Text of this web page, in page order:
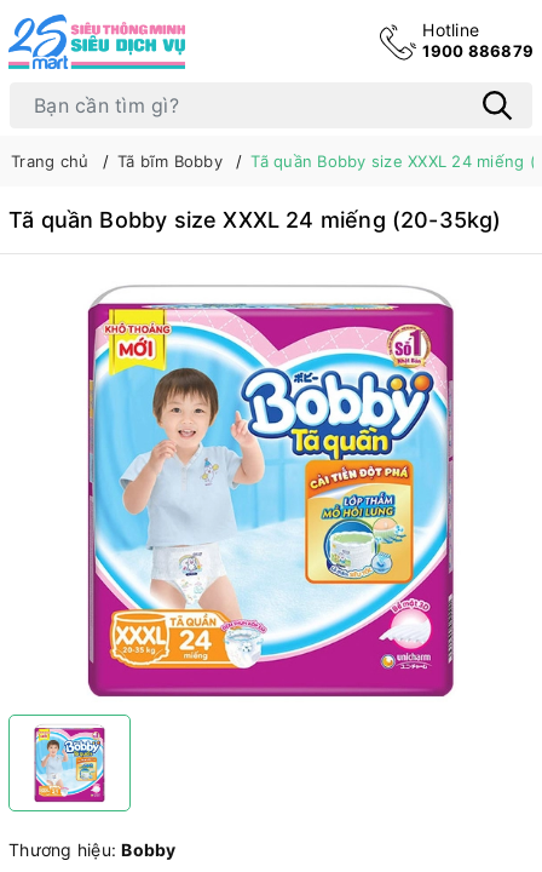
Hotline
1900 886879
Trang chủ Tã bĩm Bobby Tã quần Bobby size XXXL 24 miếng
Tã quần Bobby size XXXL 24 miếng (20-35kg)
Thương hiệu:Bobby